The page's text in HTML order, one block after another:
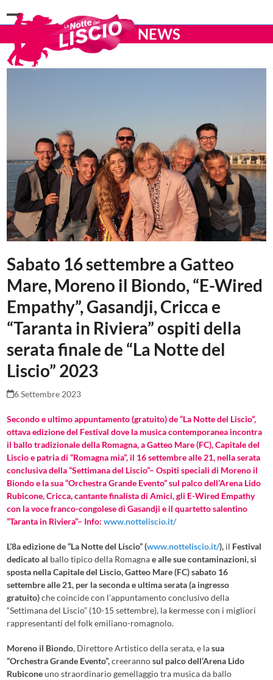
Open
mobile
menu
Close
mobile
menu
NEWS
Sabato 16 settembre a Gatteo
Mare, Moreno il Biondo, “E-Wired
Empathy”, Gasandji, Cricca e
“Taranta in Riviera” ospiti della
serata finale de “La Notte del
Liscio” 2023
6 Settembre 2023
Secondo e ultimo appuntamento (gratuito) de “La Notte del Liscio”,
ottava edizione del Festival dove la musica contemporanea incontra
il ballo tradizionale della Romagna, a Gatteo Mare (FC), Capitale del
Liscio e patria di “Romagna mia”, il 16 settembre alle 21, nella serata
conclusiva della “Settimana del Liscio”– Ospiti speciali di Moreno il
Biondo e la sua “Orchestra Grande Evento” sul palco dell’Arena Lido
Rubicone, Cricca, cantante finalista di Amici, gli E-Wired Empathy
con la voce franco-congolese di Gasandji e il quartetto salentino
“Taranta in Riviera”– Info:www.notteliscio.it/
L’8a edizione de “La Notte del Liscio” (www.notteliscio.it/), il Festival
dedicato al ballo tipico della Romagnae alle sue contaminazioni, si
sposta nella Capitale del Liscio, Gatteo Mare (FC) sabato 16
settembre alle 21, per la seconda e ultima serata (a ingresso
gratuito)che coincide con l’appuntamento conclusivo della
“Settimana del Liscio” (10-15 settembre), la kermesse con i migliori
rappresentanti del folk emiliano-romagnolo.
Moreno il Biondo, Direttore Artistico della serata, e lasua
“Orchestra Grande Evento”,creerannosul palco dell’Arena Lido
Rubiconeuno straordinario gemellaggio tra musica da ballo